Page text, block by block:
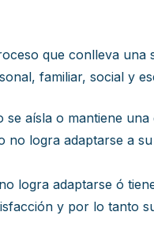
que conlleva
familiar, social y
se aísla o mantiene
no logra adaptarse a
logra adaptarse ó
y por lo tanto